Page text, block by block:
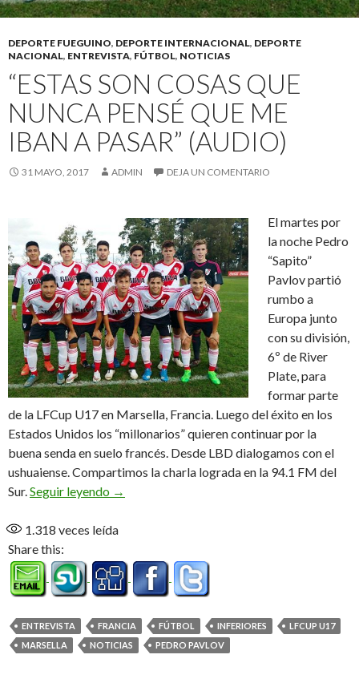
DEPORTE FUEGUINO, DEPORTE INTERNACIONAL, DEPORTE
NACIONAL, ENTREVISTA, FÚTBOL, NOTICIAS
“ESTAS SON COSAS QUE
NUNCA PENSÉ QUE ME
IBAN A PASAR” (AUDIO)
31 MAYO, 2017 ADMIN DEJA UN COMENTARIO
El martes por
la noche Pedro
“Sapito”
Pavlov partió
rumbo a
Europa junto
con su división,
6º de River
Plate, para
formar parte
de la LFCup U17 en Marsella, Francia. Luego del éxito en los
Estados Unidos los “millonarios” quieren continuar por la
buena senda en suelo francés. Desde LBD dialogamos con el
ushuaiense. Compartimos la charla lograda en la 94.1 FM del
Sur.Seguir leyendo “Estas son cosas que nunca pensé que me
→
1.318 veces leída
Share this:
ENTREVISTA FRANCIA FÚTBOL INFERIORES
LFCUP U17
MARSELLA
NOTICIAS PEDRO PAVLOV